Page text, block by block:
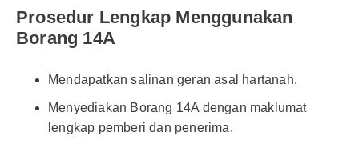
Prosedur Lengkap Menggunakan
Borang 14A
Mendapatkan salinan geran asal hartanah.
Menyediakan Borang 14A dengan maklumat
lengkap pemberi dan penerima.